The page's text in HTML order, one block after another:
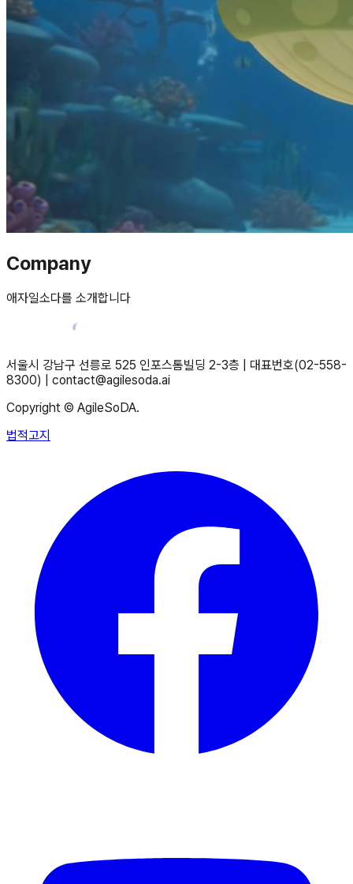
Company
애자일소다를 소개합니다
서울시 강남구 선릉로 525 인포스톰빌딩 2-3층 | 대표번호(02-558-
8300) | contact@agilesoda.ai
Copyright © AgileSoDA.
법적고지